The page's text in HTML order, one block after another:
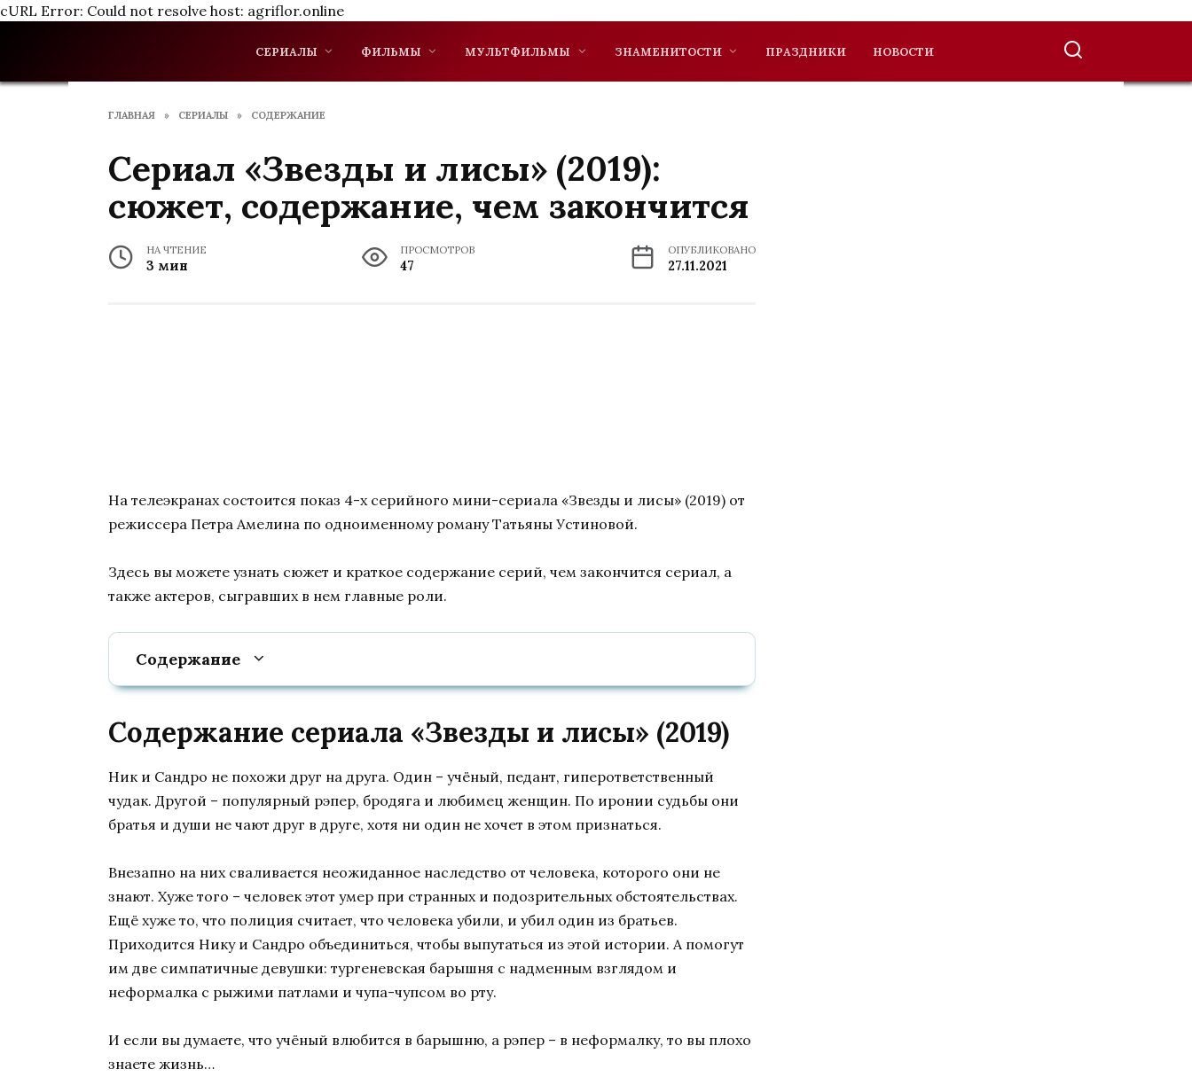
cURL Error: Could not resolve host: agriflor.online
СЕРИАЛЫ ФИЛЬМЫ МУЛЬТФИЛЬМЫ ЗНАМЕНИТОСТИ ПРАЗДНИКИ НОВОСТИ
ГЛАВНАЯ » СЕРИАЛЫ » СОДЕРЖАНИЕ
Сериал «Звезды и лисы» (2019):
сюжет, содержание, чем закончится
НА ЧТЕНИЕ
3 мин
ПРОСМОТРОВ
47
ОПУБЛИКОВАНО
27.11.2021
На телеэкранах состоится показ 4-х серийного мини-сериала «Звезды и лисы» (2019) от
режиссера Петра Амелина по одноименному роману Татьяны Устиновой.
Здесь вы можете узнать сюжет и краткое содержание серий, чем закончится сериал, а
также актеров, сыгравших в нем главные роли.
Содержание
Содержание сериала «Звезды и лисы» (2019)
Ник и Сандро не похожи друг на друга. Один – учёный, педант, гиперответственный
чудак. Другой – популярный рэпер, бродяга и любимец женщин. По иронии судьбы они
братья и души не чают друг в друге, хотя ни один не хочет в этом признаться.
Внезапно на них сваливается неожиданное наследство от человека, которого они не
знают. Хуже того – человек этот умер при странных и подозрительных обстоятельствах.
Ещё хуже то, что полиция считает, что человека убили, и убил один из братьев.
Приходится Нику и Сандро объединиться, чтобы выпутаться из этой истории. А помогут
им две симпатичные девушки: тургеневская барышня с надменным взглядом и
неформалка с рыжими патлами и чупа-чупсом во рту.
И если вы думаете, что учёный влюбится в барышню, а рэпер – в неформалку, то вы плохо
знаете жизнь…